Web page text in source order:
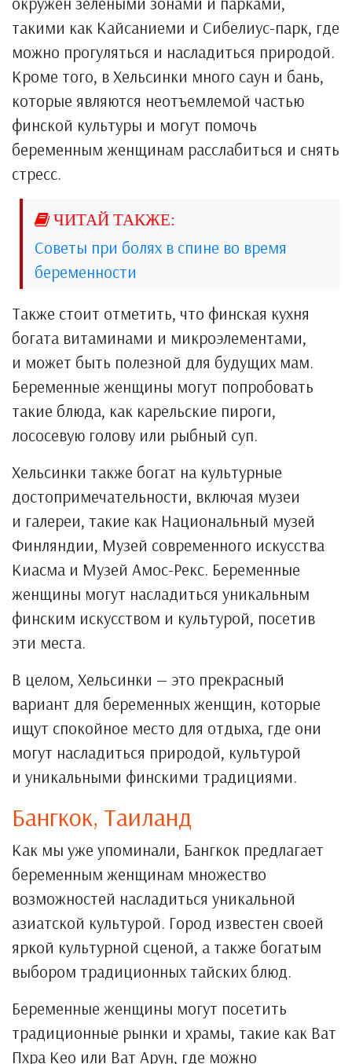
такими как Кайсаниеми и Сибелиус-парк, где
можно прогуляться и насладиться природой.
Кроме того, в Хельсинки много саун и бань,
которые являются неотъемлемой частью
финской культуры и могут помочь
беременным женщинам расслабиться и снять
стресс.
Советы при болях в спине во время
беременности
Также стоит отметить, что финская кухня
богата витаминами и микроэлементами,
и может быть полезной для будущих мам.
Беременные женщины могут попробовать
такие блюда, как карельские пироги,
лососевую голову или рыбный суп.
Хельсинки также богат на культурные
достопримечательности, включая музеи
и галереи, такие как Национальный музей
Финляндии, Музей современного искусства
Киасма и Музей Амос-Рекс. Беременные
женщины могут насладиться уникальным
финским искусством и культурой, посетив
эти места.
В целом, Хельсинки — это прекрасный
вариант для беременных женщин, которые
ищут спокойное место для отдыха, где они
могут насладиться природой, культурой
и уникальными финскими традициями.
Бангкок, Таиланд
Как мы уже упоминали, Бангкок предлагает
беременным женщинам множество
возможностей насладиться уникальной
азиатской культурой. Город известен своей
яркой культурной сценой, а также богатым
выбором традиционных тайских блюд.
Беременные женщины могут посетить
традиционные рынки и храмы, такие как Ват
Пхра Кео или Ват Арун, где можно